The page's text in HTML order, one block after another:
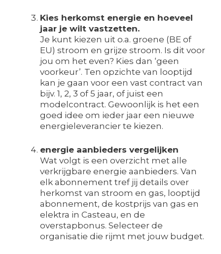
Kies herkomst energie en hoeveel
jaar je wilt vastzetten.
Je kunt kiezen uit o.a. groene (BE of
EU) stroom en grijze stroom. Is dit voor
jou om het even? Kies dan ‘geen
voorkeur’. Ten opzichte van looptijd
kan je gaan voor een vast contract van
bijv. 1, 2, 3 of 5 jaar, of juist een
modelcontract. Gewoonlijk is het een
goed idee om ieder jaar een nieuwe
energieleverancier te kiezen.
energie aanbieders vergelijken
Wat volgt is een overzicht met alle
verkrijgbare energie aanbieders. Van
elk abonnement tref jij details over
herkomst van stroom en gas, looptijd
abonnement, de kostprijs van gas en
elektra in Casteau, en de
overstapbonus. Selecteer de
organisatie die rijmt met jouw budget.